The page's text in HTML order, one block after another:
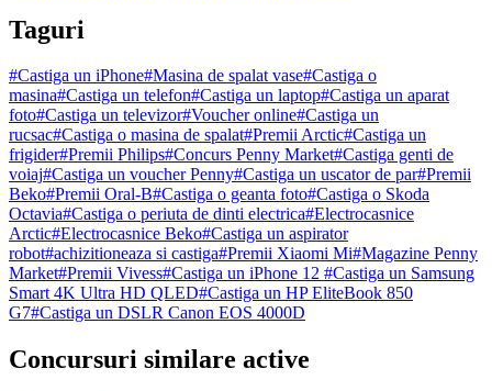
Taguri
#Castiga un iPhone#Masina de spalat vase#Castiga o
masina#Castiga un telefon#Castiga un laptop#Castiga un aparat
foto#Castiga un televizor#Voucher online#Castiga un
rucsac#Castiga o masina de spalat#Premii Arctic#Castiga un
frigider#Premii Philips#Concurs Penny Market#Castiga genti de
voiaj#Castiga un voucher Penny#Castiga un uscator de par#Premii
Beko#Premii Oral-B#Castiga o geanta foto#Castiga o Skoda
Octavia#Castiga o periuta de dinti electrica#Electrocasnice
Arctic#Electrocasnice Beko#Castiga un aspirator
robot#achizitioneaza si castiga#Premii Xiaomi Mi#Magazine Penny
Market#Premii Vivess#Castiga un iPhone 12 #Castiga un Samsung
Smart 4K Ultra HD QLED#Castiga un HP EliteBook 850
G7#Castiga un DSLR Canon EOS 4000D
Concursuri similare active